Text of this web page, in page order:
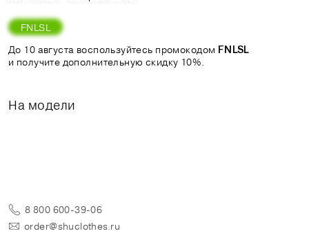
FNLSL
До 10 августа воспользуйтесь промокодом FNLSL
и получите дополнительную скидку 10%.
На модели
8 800 600-39-06
order@shuclothes.ru